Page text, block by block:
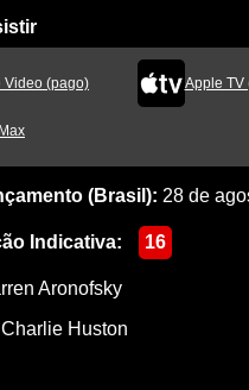
Video (pago) Apple TV
(Brasil): 28 de
Indicativa: 16
Aronofsky
Charlie Huston